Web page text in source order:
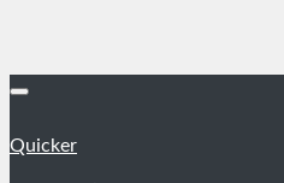
Quicker